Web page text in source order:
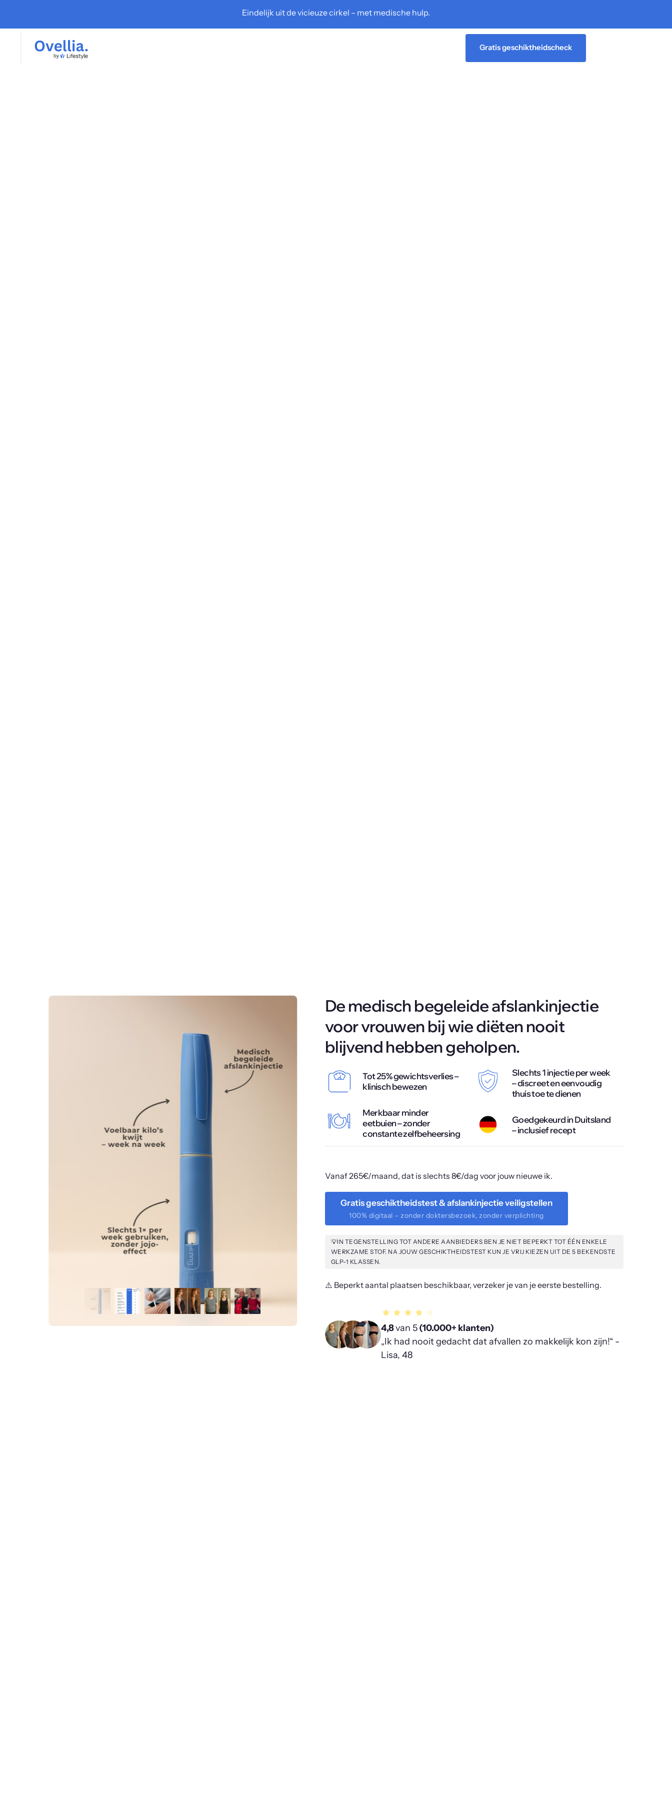
Eindelijk uit de vicieuze cirkel – met medische hulp.
Gratis geschiktheidscheck
Slide 1 of 6
De medisch begeleide afslankinjectie
voor vrouwen bij wie diëten nooit
blijvend hebben geholpen.
Tot 25% gewichtsverlies –
klinisch bewezen
Merkbaar minder
eetbuien – zonder
constante zelfbeheersing
Slechts 1 injectie per week
– discreet en eenvoudig
thuis toe te dienen
Goedgekeurd in Duitsland
– inclusief recept
Vanaf 265€/maand, dat is slechts 8€/dag voor jouw nieuwe ik.
Gratis geschiktheidstest & afslankinjectie veiligstellen
100% digitaal – zonder doktersbezoek, zonder verplichting
💡IN TEGENSTELLING TOT ANDERE AANBIEDERS BEN JE NIET BEPERKT TOT ÉÉN ENKELE
WERKZAME STOF. NA JOUW GESCHIKTHEIDSTEST KUN JE VRIJ KIEZEN UIT DE 5 BEKENDSTE
GLP-1 KLASSEN.
⚠️ Beperkt aantal plaatsen beschikbaar, verzeker je van je eerste bestelling.
4,8 van 5 (10.000+ klanten)
„Ik had nooit gedacht dat afvallen zo makkelijk kon zijn!“ -
Lisa, 48